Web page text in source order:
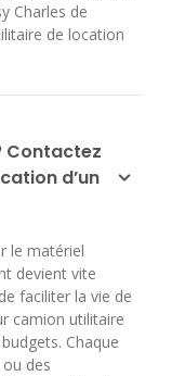
Charles de
de location
Contactez
d’un
le matériel
devient vite
faciliter la vie de
camion utilitaire
Chaque
des